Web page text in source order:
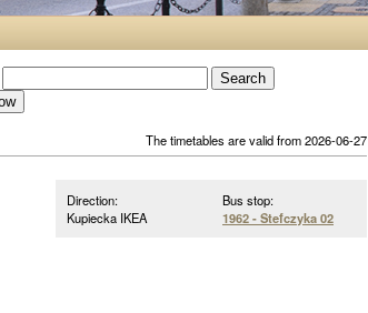
The timetables are valid from 2026-06-27
Bus stop:
1962 - Stefczyka 02
Direction:
Kupiecka IKEA